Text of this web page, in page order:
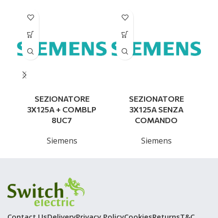
SEZIONATORE
3X125A + COMBLP
8UC7
Siemens
SEZIONATORE
3X125A SENZA
COMANDO
Siemens